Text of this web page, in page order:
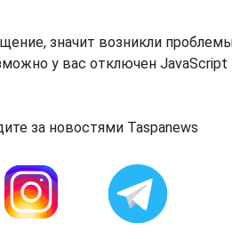
значит возникли
у вас отключен JavaScript
за новостями Taspanews